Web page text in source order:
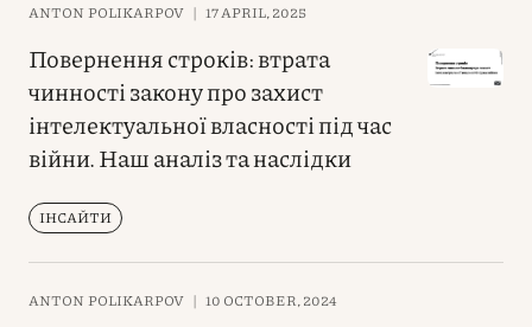
ANTON POLIKARPOV | 17 APRIL, 2025
Повернення строків: втрата
чинності закону про захист
інтелектуальної власності під час
війни. Наш аналіз та наслідки
ІНСАЙТИ
ANTON POLIKARPOV | 10 OCTOBER, 2024